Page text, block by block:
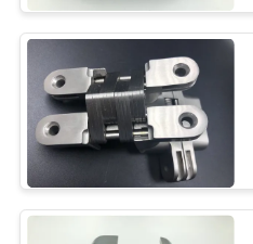
に
て
工